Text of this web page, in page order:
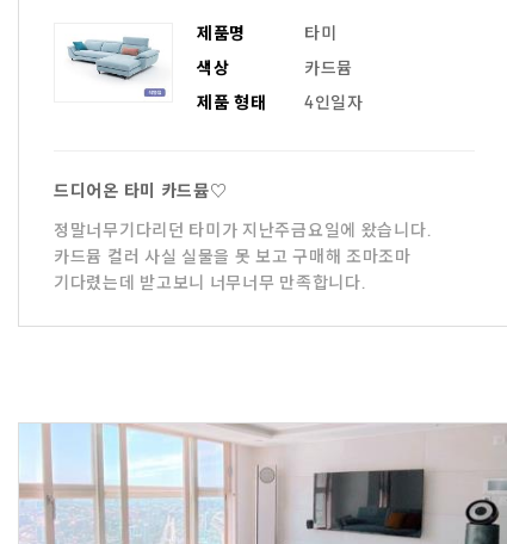
제품명
타미
색상
카드뮴
제품 형태
4인일자
드디어온 타미 카드뮴♡
정말너무기다리던 타미가 지난주금요일에 왔습니다.
카드뮴 컬러 사실 실물을 못 보고 구매해 조마조마
기다렸는데 받고보니 너무너무 만족합니다.